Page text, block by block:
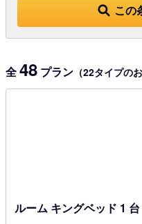
この
全48 プラン （22タイプの
ルーム キングベッド 1 台